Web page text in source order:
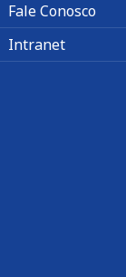
Fale Conosco
Intranet